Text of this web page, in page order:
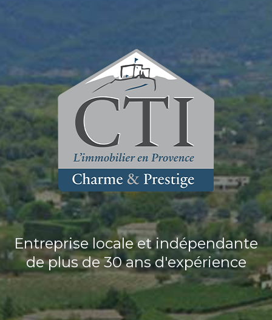
Entreprise locale et indépendante
de plus de 30 ans d'expérience